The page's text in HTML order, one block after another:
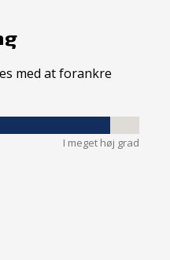
med at forankre
I meget høj grad